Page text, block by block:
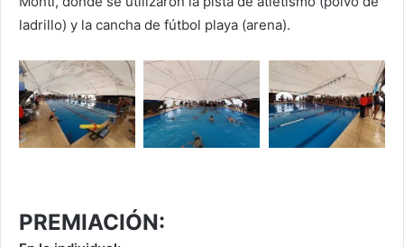
ladrillo) y la cancha de fútbol playa (arena).
PREMIACIÓN: